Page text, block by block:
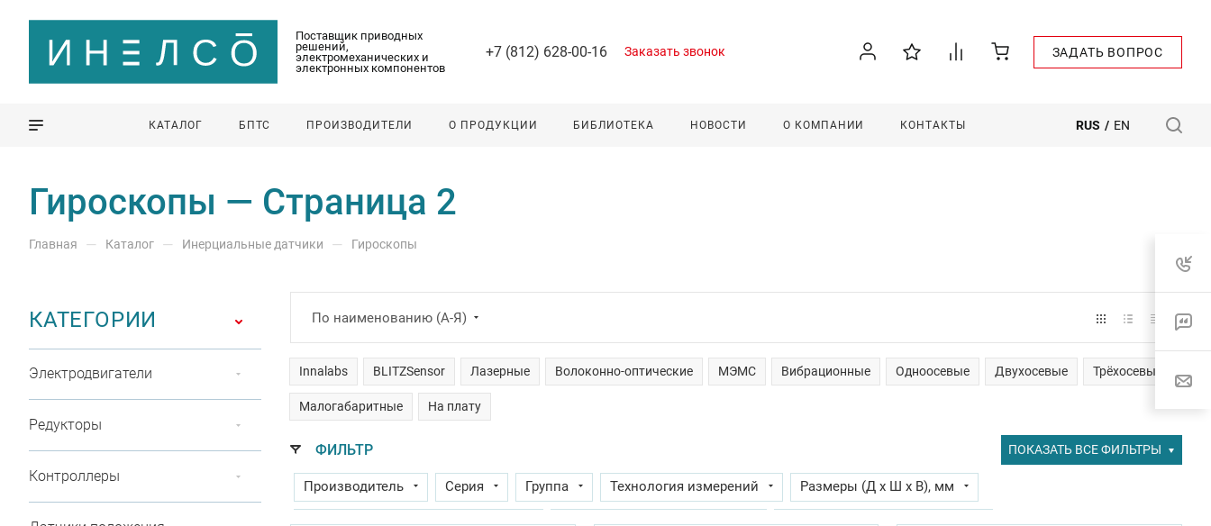
Поставщик приводных
решений,
электромеханических и
электронных компонентов
+7 (812) 628-00-16 Заказать звонок ЗАДАТЬ ВОПРОС
КАТАЛОГ БПТС ПРОИЗВОДИТЕЛИ О ПРОДУКЦИИ БИБЛИОТЕКА НОВОСТИ О КОМПАНИИ КОНТАКТЫ RUS / EN
Гироскопы — Страница 2
Главная — Каталог — Инерциальные датчики — Гироскопы
По наименованию (А-Я)
Innalabs BLITZSensor Лазерные Волоконно-оптические МЭМС Вибрационные Одноосевые Двухосевые Трёхосевые
Малогабаритные На плату
ФИЛЬТР ПОКАЗАТЬ ВСЕ ФИЛЬТРЫ
Производитель Серия Группа Технология измерений Размеры (Д х Ш х В), мм
Диапазон рабочих температур, °С Рабочая температура min, °С Рабочая температура max, °С
КАТЕГОРИИ
Электродвигатели
Редукторы
Контроллеры